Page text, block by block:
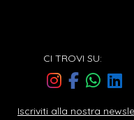
CI TROVI SU:
Iscriviti alla nostra